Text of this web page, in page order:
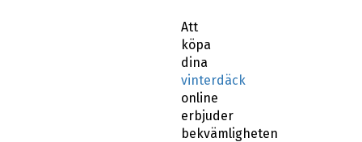
Att
köpa
dina
vinterdäck
online
erbjuder
bekvämligheten